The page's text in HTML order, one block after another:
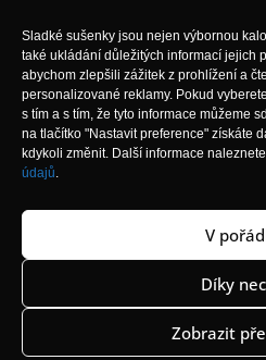
Sladké sušenky jsou nejen výbornou
také ukládání důležitých informací jejich
abychom zlepšili zážitek z prohlížení a
personalizované reklamy. Pokud
s tím a s tím, že tyto informace můžeme
na tlačítko "Nastavit preference" získáte
kdykoli změnit. Další informace
údajů.
V
Díky
Zobrazit
Móda
Recepty
Vztahy
Zdraví
od